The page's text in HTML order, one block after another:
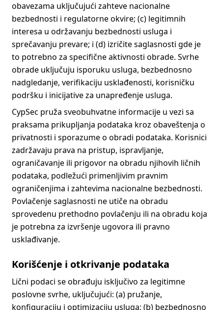
obavezama uključujući zahteve nacionalne
bezbednosti i regulatorne okvire; (c) legitimnih
interesa u održavanju bezbednosti usluga i
sprečavanju prevare; i (d) izričite saglasnosti gde je
to potrebno za specifične aktivnosti obrade. Svrhe
obrade uključuju isporuku usluga, bezbednosno
nadgledanje, verifikaciju usklađenosti, korisničku
podršku i inicijative za unapređenje usluga.
CypSec pruža sveobuhvatne informacije u vezi sa
praksama prikupljanja podataka kroz obaveštenja o
privatnosti i sporazume o obradi podataka. Korisnici
zadržavaju prava na pristup, ispravljanje,
ograničavanje ili prigovor na obradu njihovih ličnih
podataka, podležući primenljivim pravnim
ograničenjima i zahtevima nacionalne bezbednosti.
Povlačenje saglasnosti ne utiče na obradu
sprovedenu prethodno povlačenju ili na obradu koja
je potrebna za izvršenje ugovora ili pravno
usklađivanje.
Korišćenje i otkrivanje podataka
Lični podaci se obrađuju isključivo za legitimne
poslovne svrhe, uključujući: (a) pružanje,
konfiguraciju i optimizaciju usluga; (b) bezbednosno